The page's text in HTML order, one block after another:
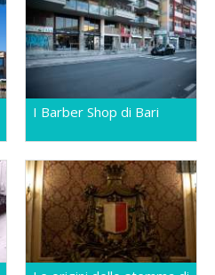
I Barber Shop di Bari